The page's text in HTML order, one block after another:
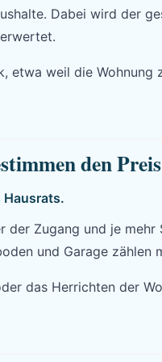
Dabei wird der
etwa weil die Wohnung
den
Hausrats.
der Zugang und je
und Garage zählen
das Herrichten der